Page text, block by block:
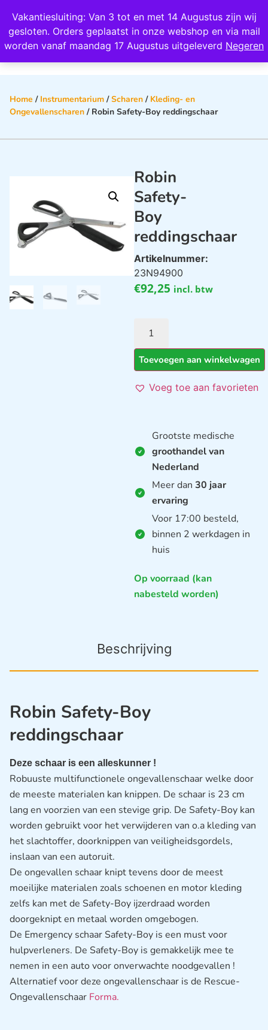
Vakantiesluiting: Van 3 tot en met 14 Augustus zijn wij
gesloten. Orders geplaatst in onze webshop en via mail
worden vanaf maandag 17 Augustus uitgeleverd Negeren
Wij scoren een 4,8 op Google
Home / Instrumentarium /Scharen / Kleding- en
Ongevallenscharen / Robin Safety-Boy reddingschaar
Robin
Safety-
Boy
reddingschaar
Artikelnummer:
23N94900
€92,25 incl. btw
Toevoegen aan winkelwagen
Voeg toe aan favorieten
Grootste medische
groothandel van
Nederland
Meer dan 30 jaar
ervaring
Voor 17:00 besteld,
binnen 2 werkdagen in
huis
Op voorraad (kan
nabesteld worden)
Beschrijving
Robin Safety-Boy
reddingschaar
Deze schaar is een alleskunner !
Robuuste multifunctionele ongevallenschaar welke door
de meeste materialen kan knippen. De schaar is 23 cm
lang en voorzien van een stevige grip. De Safety-Boy kan
worden gebruikt voor het verwijderen van o.a kleding van
het slachtoffer, doorknippen van veiligheidsgordels,
inslaan van een autoruit.
De ongevallen schaar knipt tevens door de meest
moeilijke materialen zoals schoenen en motor kleding
zelfs kan met de Safety-Boy ijzerdraad worden
doorgeknipt en metaal worden omgebogen.
De Emergency schaar Safety-Boy is een must voor
hulpverleners. De Safety-Boy is gemakkelijk mee te
nemen in een auto voor onverwachte noodgevallen !
Alternatief voor deze ongevallenschaar is de Rescue-
Ongevallenschaar Forma.